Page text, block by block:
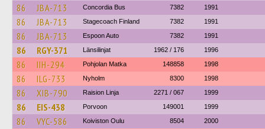
86 JBA-713 Concordia Bus 7382 1991
86 JBA-713 Stagecoach Finland 7382 1991
86 JBA-713 Espoon Auto 7382 1991
86 RGY-371 Länsilinjat 1962 / 176 1996
86 IIH-294 Pohjolan Matka 148858 1998
86 ILG-733 Nyholm 8300 1998
86 XIB-790 Raision Linja 2271 / 067 1999
86 EIS-438 Porvoon 149001 1999
86 VYC-586 Koiviston Oulu 8504 2000